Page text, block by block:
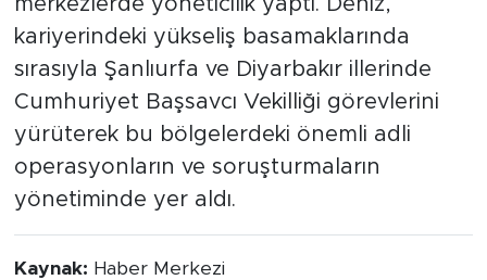
kariyerindeki yükseliş basamaklarında
sırasıyla Şanlıurfa ve Diyarbakır illerinde
Cumhuriyet Başsavcı Vekilliği görevlerini
yürüterek bu bölgelerdeki önemli adli
operasyonların ve soruşturmaların
yönetiminde yer aldı.
Kaynak: Haber Merkezi